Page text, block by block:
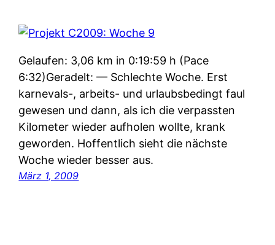
Gelaufen: 3,06 km in 0:19:59 h (Pace
6:32)Geradelt: — Schlechte Woche. Erst
karnevals-, arbeits- und urlaubsbedingt faul
gewesen und dann, als ich die verpassten
Kilometer wieder aufholen wollte, krank
geworden. Hoffentlich sieht die nächste
Woche wieder besser aus.
März 1, 2009